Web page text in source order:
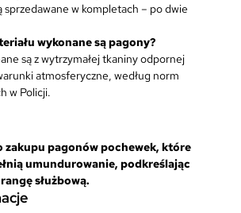
sprzedawane w kompletach – po dwie
wykonane są pagony?
są z wytrzymałej tkaniny odpornej
atmosferyczne, według norm
w Policji.
zakupu pagonów pochewek, które
umundurowanie, podkreślając
służbową.​